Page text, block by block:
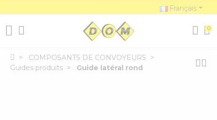
Français
0
COMPOSANTS DE CONVOYEURS
Guides produits
Guide latéral rond